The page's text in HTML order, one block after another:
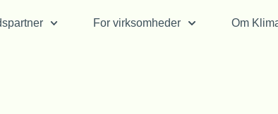
For virksomheder Om